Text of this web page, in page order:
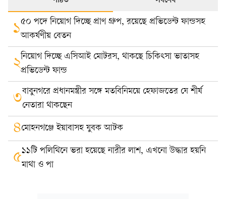
১৫০ পদে নিয়োগ দিচ্ছে প্রাণ গ্রুপ, রয়েছে প্রভিডেন্ট ফান্ডসহ
আকর্ষণীয় বেতন
২নিয়োগ দিচ্ছে এসিআই মোটরস, থাকছে চিকিৎসা ভাতাসহ
প্রভিডেন্ট ফান্ড
৩বাবুনগরে প্রধানমন্ত্রীর সঙ্গে মতবিনিময়ে হেফাজতের যে শীর্ষ
নেতারা থাকছেন
৪মোহনগঞ্জে ইয়াবাসহ যুবক আটক
৫১১টি পলিথিনে ভরা হয়েছে নারীর লাশ, এখনো উদ্ধার হয়নি
মাথা ও পা